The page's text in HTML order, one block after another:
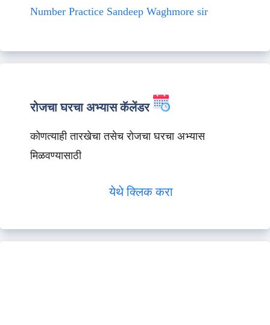
Number Practice Sandeep Waghmore sir
रोजचा घरचा अभ्यास कॅलेंडर
कोणत्याही तारखेचा तसेच रोजचा घरचा अभ्यास
मिळवण्यासाठी
येथे क्लिक करा